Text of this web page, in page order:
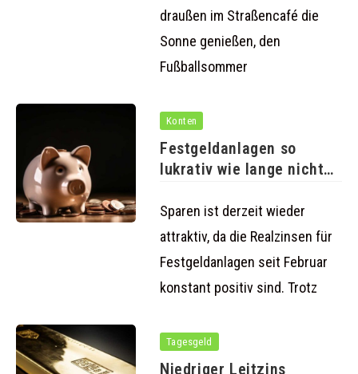
draußen im Straßencafé die
Sonne genießen, den
Fußballsommer
Konten
Festgeldanlagen so
lukrativ wie lange nicht
Sparen ist derzeit wieder
attraktiv, da die Realzinsen für
Festgeldanlagen seit Februar
konstant positiv sind. Trotz
Tagesgeld
Niedriger Leitzins